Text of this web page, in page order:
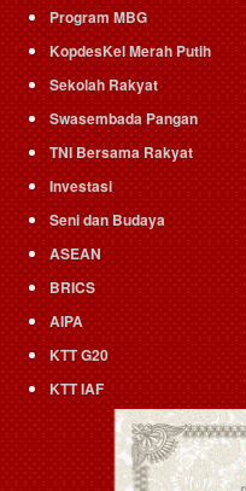
Program MBG
KopdesKel Merah Putih
Sekolah Rakyat
Swasembada Pangan
TNI Bersama Rakyat
Investasi
Seni dan Budaya
ASEAN
BRICS
AIPA
KTT G20
KTT IAF